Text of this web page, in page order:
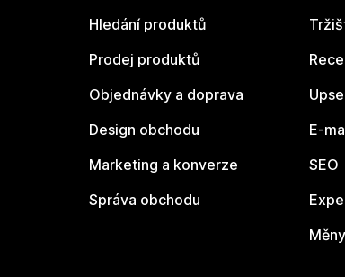
Hledání produktů
Prodej produktů
Objednávky a doprava
Design obchodu
Marketing a konverze
Správa obchodu
E-
SEO